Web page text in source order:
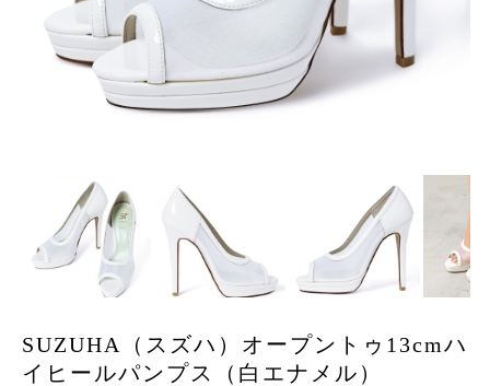
SUZUHA（スズハ）オープントゥ13cmハ
イヒールパンプス（白エナメル）